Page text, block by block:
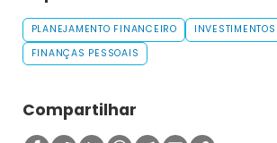
PLANEJAMENTO FINANCEIRO
INVESTIMENTOS
FINANÇAS PESSOAIS
Compartilhar